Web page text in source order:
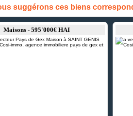
suggérons ces biens
Maisons - 595'000€ HAI